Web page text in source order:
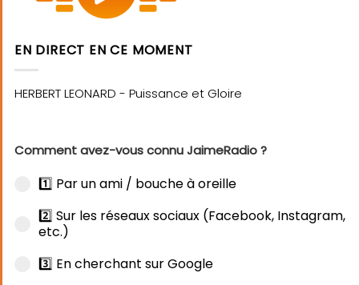
EN DIRECT EN CE MOMENT
Comment avez-vous connu JaimeRadio ?
1️⃣ Par un ami / bouche à oreille
2️⃣ Sur les réseaux sociaux (Facebook, Instagram,
etc.)
3️⃣ En cherchant sur Google